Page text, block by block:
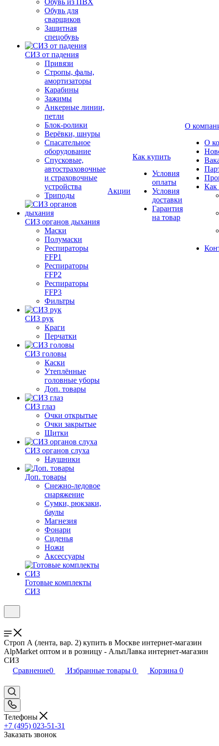
Обувь из ПВХ
Обувь для
сварщиков
Защитная
спецобувь
СИЗ от падения
Привязи
Стропы, фалы,
амортизаторы
Карабины
Зажимы
Анкерные линии,
петли
Блок-ролики
Верёвки, шнуры
Спасательное
оборудование
Спусковые,
автостраховочные
и страховочные
устройства
Триподы
СИЗ органов дыхания
Маски
Полумаски
Респираторы
FFP1
Респираторы
FFP2
Респираторы
FFP3
Фильтры
СИЗ рук
Краги
Перчатки
СИЗ головы
Каски
Утеплённые
головные уборы
Доп. товары
СИЗ глаз
Очки открытые
Очки закрытые
Щитки
СИЗ органов слуха
Наушники
Доп. товары
Снежно-ледовое
снаряжение
Сумки, рюкзаки,
баулы
Магнезия
Фонари
Сиденья
Ножи
Аксессуары
Готовые комплекты
СИЗ
Акции
Как купить
Условия
оплаты
Условия
доставки
Гарантия
на товар
О
О
Как
Строп А (лента, вар. 2) купить в Москве интернет-магазин
AlpMarket оптом и в розницу - АльпЛавка интернет-магазин
СИЗ
Сравнение0 Избранные товары 0 Корзина 0
Телефоны
+7 (495) 023-51-31
Заказать звонок